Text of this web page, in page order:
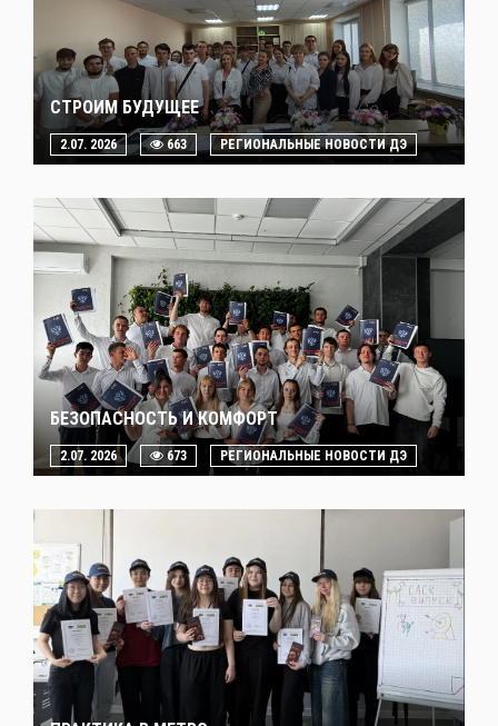
СТРОИМ БУДУЩЕЕ
2.07. 2026 663 РЕГИОНАЛЬНЫЕ НОВОСТИ ДЭ
БЕЗОПАСНОСТЬ И КОМФОРТ
2.07. 2026 673 РЕГИОНАЛЬНЫЕ НОВОСТИ ДЭ